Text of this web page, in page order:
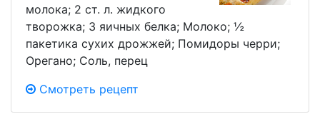
молока; 2 ст. л. жидкого
творожка; 3 яичных белка; Молоко; ½
пакетика сухих дрожжей; Помидоры черри;
Орегано; Соль, перец
Смотреть рецепт